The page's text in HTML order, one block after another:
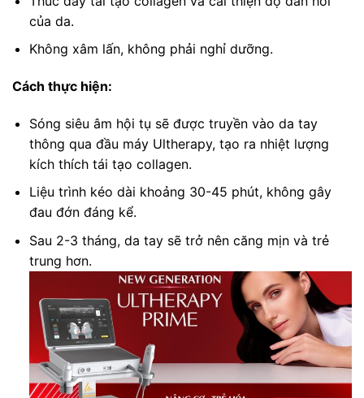
của da.
Không xâm lấn, không phải nghỉ dưỡng.
Cách thực hiện:
Sóng siêu âm hội tụ sẽ được truyền vào da tay
thông qua đầu máy Ultherapy, tạo ra nhiệt lượng
kích thích tái tạo collagen.
Liệu trình kéo dài khoảng 30-45 phút, không gây
đau đớn đáng kể.
Sau 2-3 tháng, da tay sẽ trở nên căng mịn và trẻ
trung hơn.